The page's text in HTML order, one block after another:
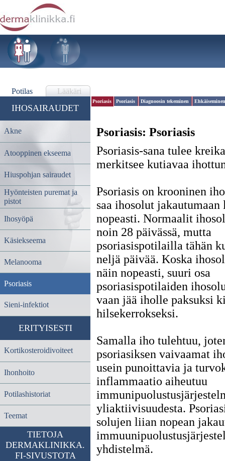
Potilas Lääkäri
IHOSAIRAUDET
Akne
Atooppinen ekseema
Hiuspohjan sairaudet
Hyönteisten puremat ja
pistot
Ihosyöpä
Käsiekseema
Melanooma
Psoriasis
Sieni-infektiot
ERITYISESTI
Kortikosteroidivoiteet
Ihonhoito
Potilashistoriat
Teemat
TIETOJA
DERMAKLINIKKA.
FI-SIVUSTOTA
Psoriasis Psoriasis Diagnoosin tekeminen Ehkäiseminen
Psoriasis: Psoriasis
Psoriasis-sana tulee
merkitsee kutiavaa
Psoriasis on krooninen
saa ihosolut
nopeasti. Normaalit
noin 28 päivässä, mutta
psoriasispotilailla tähän
neljä päivää. Koska
näin nopeasti, suuri osa
psoriasispotilaiden
vaan jää iholle paksuksi
hilsekerrokseksi.
Samalla iho tulehtuu,
psoriasiksen vaivaamat
usein punoittavia ja
inflammaatio aiheutuu
yliaktiivisuudesta.
solujen liian nopean
yhdistelmä.